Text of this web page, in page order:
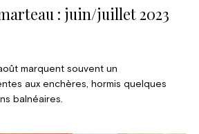
: juin/juillet 2023
marquent souvent un
aux enchères, hormis quelques
balnéaires.